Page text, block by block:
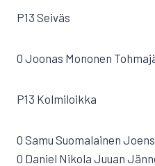
P13 Seiväs
0 Joonas Mononen
P13 Kolmiloikka
0 Samu Suomalainen
0 Daniel Nikola Juuan